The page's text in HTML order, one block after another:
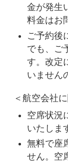
金が発生
料金はお
ご予約後
でも、ご
す。改定
いません
＜航空会社
空席状況
いたしま
無料で座
せん。空